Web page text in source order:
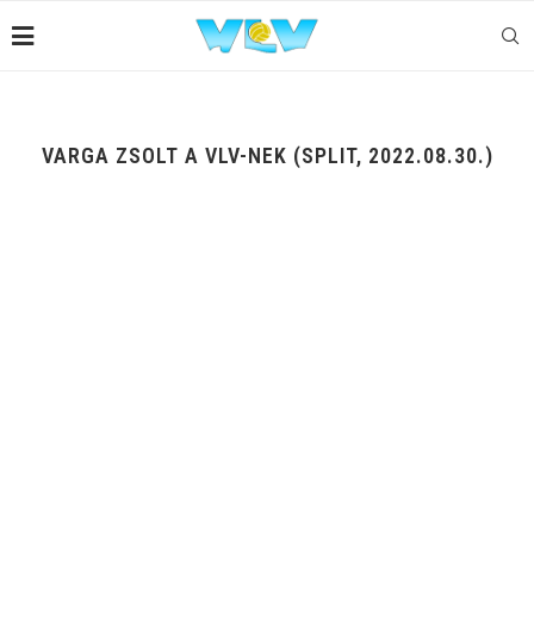
VARGA ZSOLT A VLV-NEK (SPLIT, 2022.08.30.)